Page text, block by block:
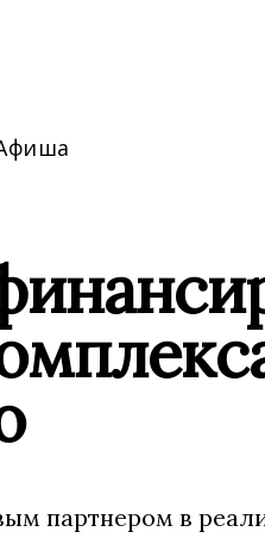
партнером в